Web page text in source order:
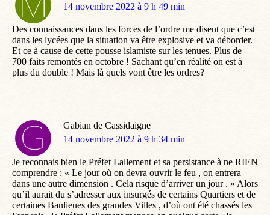
dit
14 novembre 2022 à 9 h 49 min
Des connaissances dans les forces de l’ordre me disent que c’est
dans les lycées que la situation va être explosive et va déborder.
Et ce à cause de cette pousse islamiste sur les tenues. Plus de
700 faits remontés en octobre ! Sachant qu’en réalité on est à
plus du double ! Mais là quels vont être les ordres?
Gabian de Cassidaigne
dit
14 novembre 2022 à 9 h 34 min
Je reconnais bien le Préfet Lallement et sa persistance à ne RIEN
comprendre : « Le jour où on devra ouvrir le feu , on entrera
dans une autre dimension . Cela risque d’arriver un jour . » Alors
qu’il aurait du s’adresser aux insurgés de certains Quartiers et de
certaines Banlieues des grandes Villes , d’où ont été chassés les